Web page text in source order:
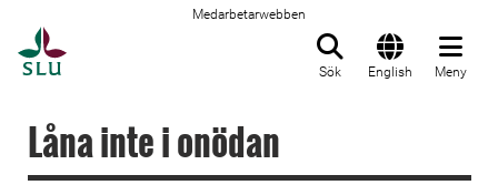
Medarbetarwebben
Sök English Meny
Låna inte i onödan